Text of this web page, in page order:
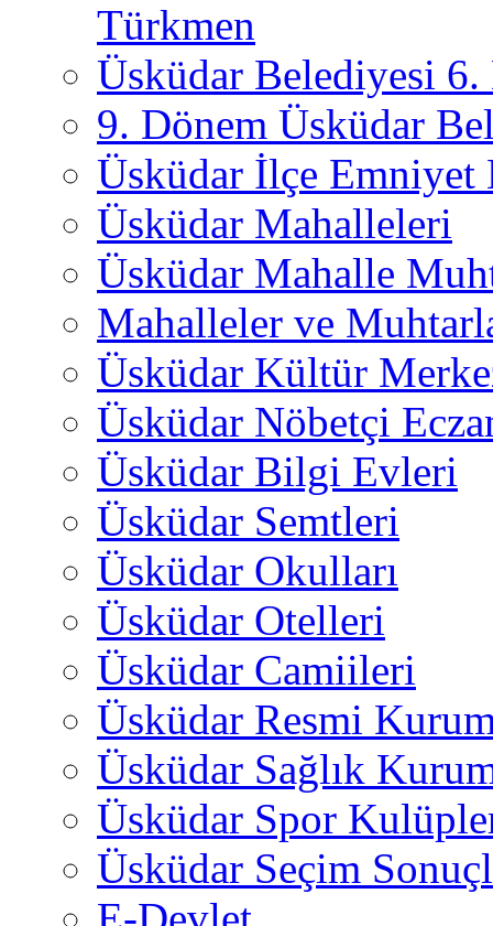
Türkmen
Üsküdar Belediyesi 6.
9. Dönem Üsküdar
Üsküdar İlçe
Üsküdar Mahalleleri
Üsküdar Mahalle
Mahalleler ve
Üsküdar Kültür
Üsküdar Nöbetçi
Üsküdar Bilgi Evleri
Üsküdar Semtleri
Üsküdar Okulları
Üsküdar Otelleri
Üsküdar Camiileri
Üsküdar Resmi
Üsküdar Sağlık
Üsküdar Spor
Üsküdar Seçim